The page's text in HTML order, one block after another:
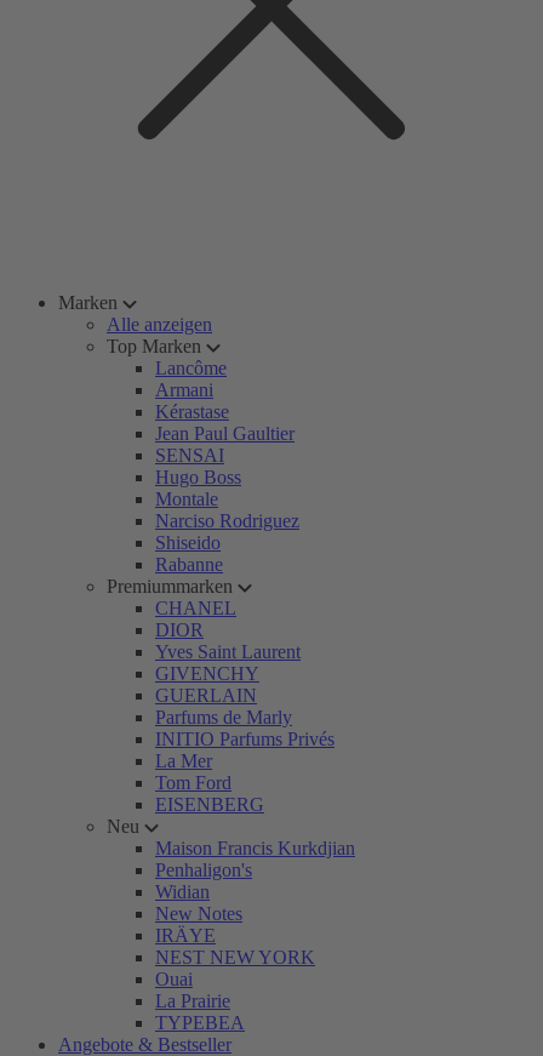
Marken
Alle anzeigen
Top Marken
Lancôme
Armani
Kérastase
Jean Paul Gaultier
SENSAI
Hugo Boss
Montale
Narciso Rodriguez
Shiseido
Rabanne
Premiummarken
CHANEL
DIOR
Yves Saint Laurent
GIVENCHY
GUERLAIN
Parfums de Marly
INITIO Parfums Privés
La Mer
Tom Ford
EISENBERG
Neu
Maison Francis Kurkdjian
Penhaligon's
Widian
New Notes
IRÄYE
NEST NEW YORK
Ouai
La Prairie
TYPEBEA
Angebote & Bestseller